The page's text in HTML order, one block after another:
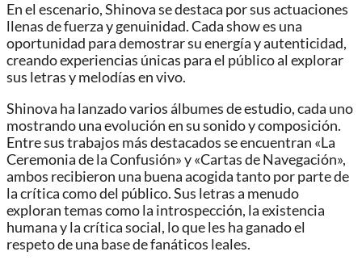
En el escenario, Shinova se destaca por sus actuaciones
llenas de fuerza y genuinidad. Cada show es una
oportunidad para demostrar su energía y autenticidad,
creando experiencias únicas para el público al explorar
sus letras y melodías en vivo.
Shinova ha lanzado varios álbumes de estudio, cada uno
mostrando una evolución en su sonido y composición.
Entre sus trabajos más destacados se encuentran «La
Ceremonia de la Confusión» y «Cartas de Navegación»,
ambos recibieron una buena acogida tanto por parte de
la crítica como del público. Sus letras a menudo
exploran temas como la introspección, la existencia
humana y la crítica social, lo que les ha ganado el
respeto de una base de fanáticos leales.